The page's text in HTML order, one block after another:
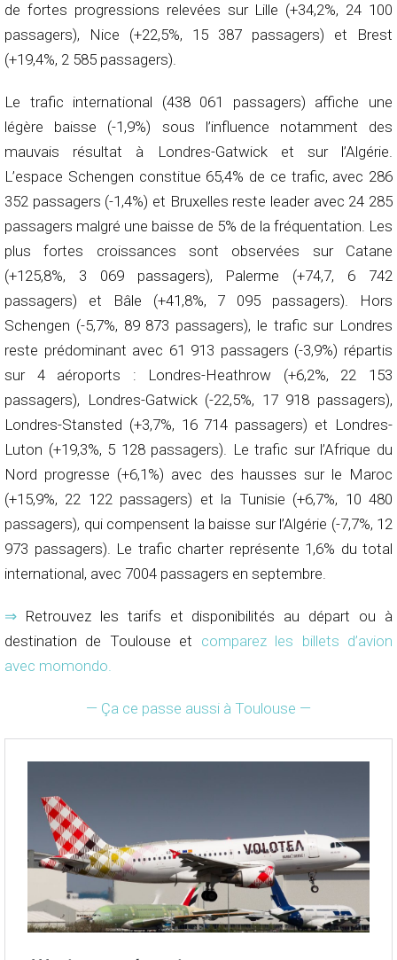
de fortes progressions relevées sur Lille (+34,2%, 24 100
passagers), Nice (+22,5%, 15 387 passagers) et Brest
(+19,4%, 2 585 passagers).
Le trafic international (438 061 passagers) affiche une
légère baisse (-1,9%) sous l’influence notamment des
mauvais résultat à Londres-Gatwick et sur l’Algérie.
L’espace Schengen constitue 65,4% de ce trafic, avec 286
352 passagers (-1,4%) et Bruxelles reste leader avec 24 285
passagers malgré une baisse de 5% de la fréquentation. Les
plus fortes croissances sont observées sur Catane
(+125,8%, 3 069 passagers), Palerme (+74,7, 6 742
passagers) et Bâle (+41,8%, 7 095 passagers). Hors
Schengen (-5,7%, 89 873 passagers), le trafic sur Londres
reste prédominant avec 61 913 passagers (-3,9%) répartis
sur 4 aéroports : Londres-Heathrow (+6,2%, 22 153
passagers), Londres-Gatwick (-22,5%, 17 918 passagers),
Londres-Stansted (+3,7%, 16 714 passagers) et Londres-
Luton (+19,3%, 5 128 passagers). Le trafic sur l’Afrique du
Nord progresse (+6,1%) avec des hausses sur le Maroc
(+15,9%, 22 122 passagers) et la Tunisie (+6,7%, 10 480
passagers), qui compensent la baisse sur l’Algérie (-7,7%, 12
973 passagers). Le trafic charter représente 1,6% du total
international, avec 7004 passagers en septembre.
⇒ Retrouvez les tarifs et disponibilités au départ ou à
destination de Toulouse et comparez les billets d’avion
avec momondo.
— Ça ce passe aussi à Toulouse —